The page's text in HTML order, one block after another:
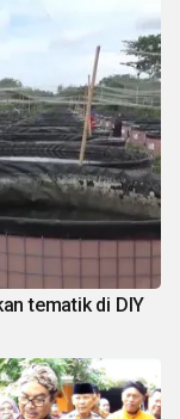
tematik di DIY